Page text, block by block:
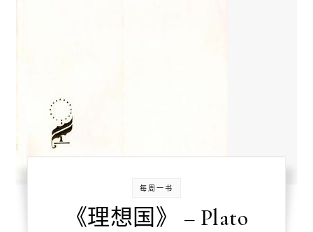
每周一书
《理想国》 – Plato